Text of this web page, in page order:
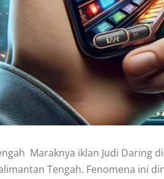
 Maraknya iklan Judi
Tengah. Fenomena ini